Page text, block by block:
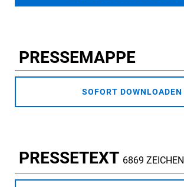
PRESSEMAPPE
SOFORT DOWNLOADEN
PRESSETEXT 6869 ZEICHEN